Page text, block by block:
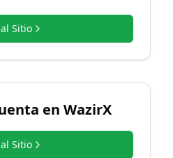
Sitio
en WazirX
Sitio